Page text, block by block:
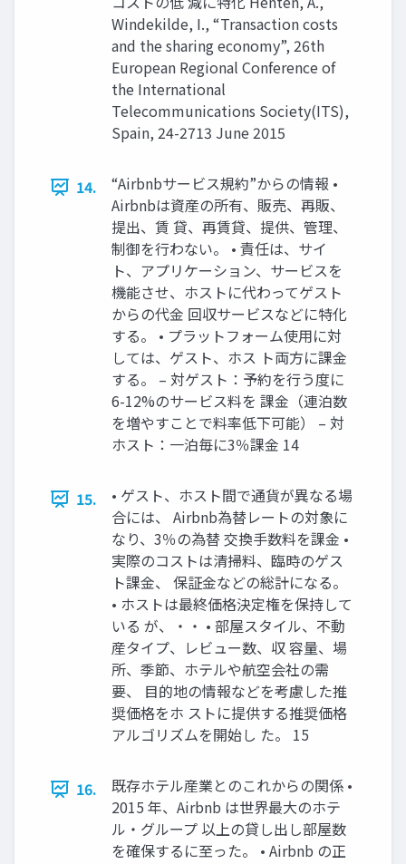
Windekilde, I., “Transaction costs
and the sharing economy”, 26th
European Regional Conference of
the International
Telecommunications Society(ITS),
Spain, 24-2713 June 2015
14.
“Airbnbサービス規約”からの情報 •
Airbnbは資産の所有、販売、再販、
提出、賃 貸、再賃貸、提供、管理、
制御を行わない。 • 責任は、サイ
ト、アプリケーション、サービスを
機能させ、ホストに代わってゲスト
からの代金 回収サービスなどに特化
する。 • プラットフォーム使用に対
しては、ゲスト、ホス ト両方に課金
する。 – 対ゲスト：予約を行う度に
6-12%のサービス料を 課金（連泊数
を増やすことで料率低下可能） – 対
ホスト：一泊毎に3％課金 14
15.
• ゲスト、ホスト間で通貨が異なる場
合には、 Airbnb為替レートの対象に
なり、3％の為替 交換手数料を課金 •
実際のコストは清掃料、臨時のゲス
ト課金、 保証金などの総計になる。
• ホストは最終価格決定権を保持して
いる が、・・ • 部屋スタイル、不動
産タイプ、レビュー数、収 容量、場
所、季節、ホテルや航空会社の需
要、 目的地の情報などを考慮した推
奨価格をホ ストに提供する推奨価格
アルゴリズムを開始し た。 15
16.
既存ホテル産業とのこれからの関係 •
2015 年、Airbnb は世界最大のホテ
ル・グループ 以上の貸し出し部屋数
を確保するに至った。 • Airbnb の正